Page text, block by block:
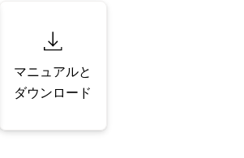
マニュアルと
ダウンロード